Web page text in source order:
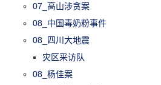
07_高山涉贪案
08_中国毒奶粉事件
08_四川大地震
灾区采访队
08_杨佳案